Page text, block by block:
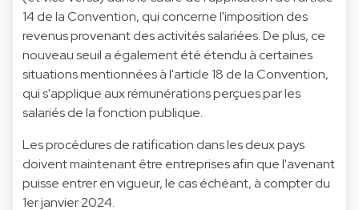
14 de la Convention, qui concerne l'imposition des
revenus provenant des activités salariées. De plus, ce
nouveau seuil a également été étendu à certaines
situations mentionnées à l'article 18 de la Convention,
qui s'applique aux rémunérations perçues par les
salariés de la fonction publique.
Les procédures de ratification dans les deux pays
doivent maintenant être entreprises afin que l'avenant
puisse entrer en vigueur, le cas échéant, à compter du
1er janvier 2024.